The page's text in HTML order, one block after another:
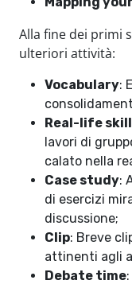
Alla fine dei primi
ulteriori attività:
Vocabulary:
Real-life
lavori di
calato nella
Case study:
di esercizi
discussione;
Clip: Breve
attinenti agli
Debate time